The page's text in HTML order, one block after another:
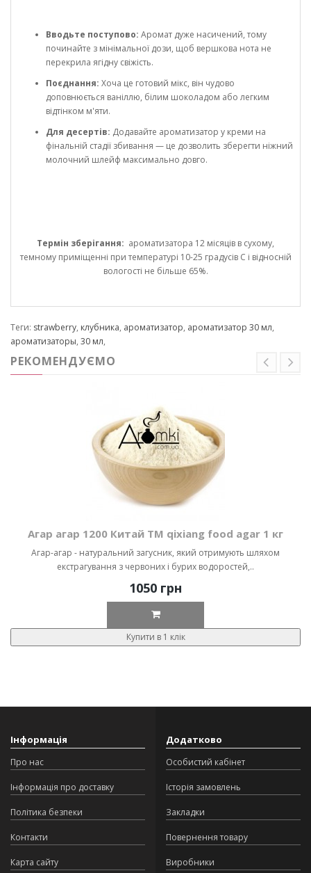
Вводьте поступово: Аромат дуже насичений, тому
починайте з мінімальної дози, щоб вершкова нота не
перекрила ягідну свіжість.
Поєднання: Хоча це готовий мікс, він чудово
доповнюється ваніллю, білим шоколадом або легким
відтінком м'яти.
Для десертів: Додавайте ароматизатор у креми на
фінальній стадії збивання — це дозволить зберегти ніжний
молочний шлейф максимально довго.
Термін зберігання: ароматизатора 12 місяців в сухому,
темному приміщенні при температурі 10-25 градусів С і відносній
вологості не більше 65%.
Теги: strawberry, клубника, ароматизатор, ароматизатор 30 мл,
ароматизаторы, 30 мл,
РЕКОМЕНДУЄМО
Агар агар 1200 Китай ТМ qixiang food agar 1 кг
Агар-агар - натуральний загусник, який отримують шляхом
екстрагування з червоних і бурих водоростей,..
1050 грн
Купити в 1 клік
Інформація
Про нас
Інформація про доставку
Політика безпеки
Контакти
Карта сайту
Додатково
Особистий кабінет
Історія замовлень
Закладки
Повернення товару
Виробники